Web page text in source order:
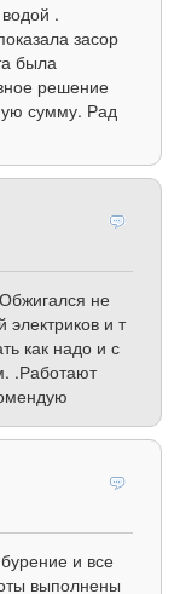
.
засор
была
решение
сумму. Рад
не
электриков и т
как надо и с
.Работают
и все
выполнены